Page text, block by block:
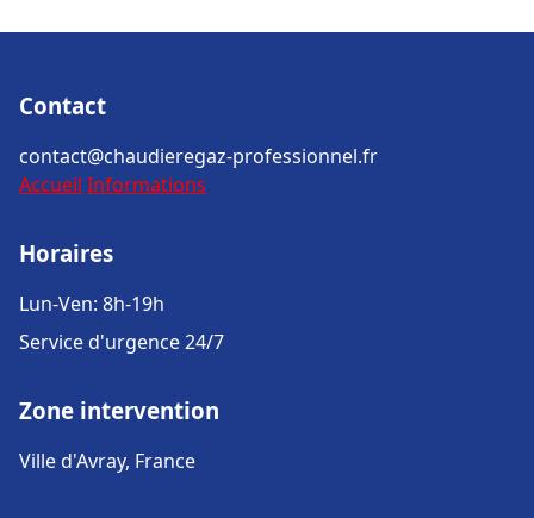
Contact
contact@chaudieregaz-professionnel.fr
Accueil Informations
Horaires
Lun-Ven: 8h-19h
Service d'urgence 24/7
Zone intervention
Ville d'Avray, France